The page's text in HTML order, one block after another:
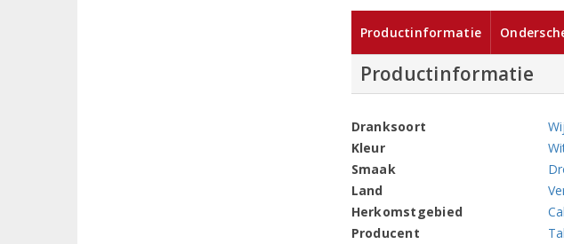
Productinformatie
Productinformatie
Dranksoort
Kleur
Smaak
Land
Herkomstgebied
Producent